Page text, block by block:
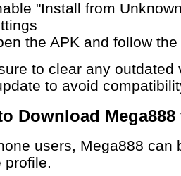
"Install from
the APK and follow
to clear any
to avoid
Download
users, Mega888 can
profile.